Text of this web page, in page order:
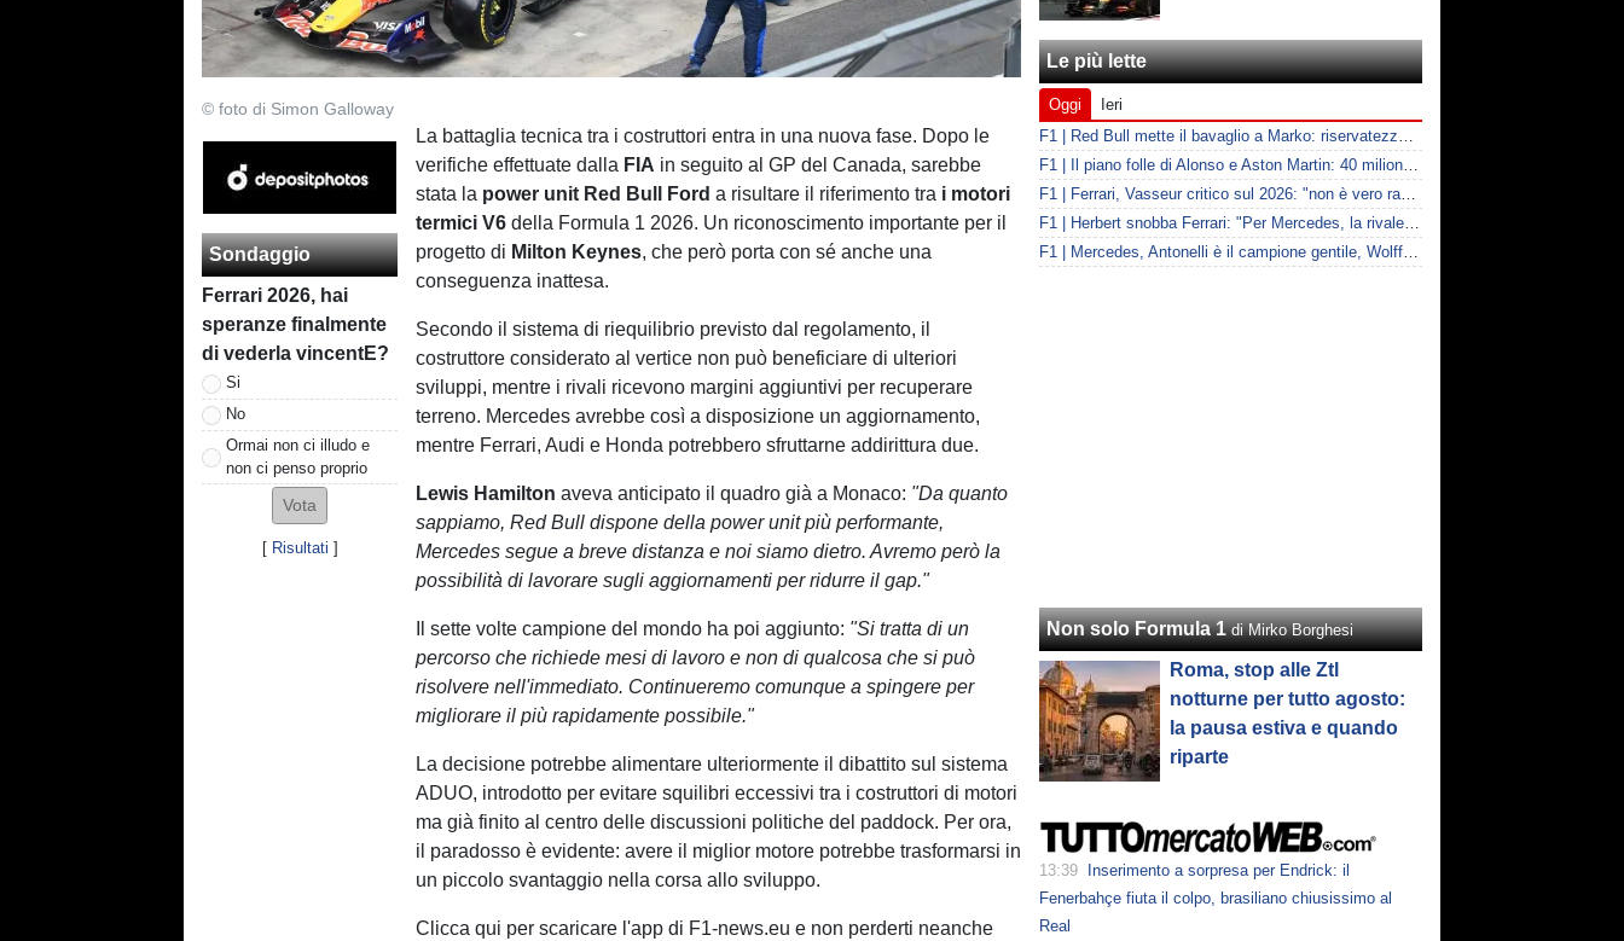
© foto di Simon Galloway
Sondaggio
Ferrari 2026, hai
speranze finalmente
di vederla vincentE?
Si
No
Ormai non ci illudo e
non ci penso proprio
[ Risultati ]
La battaglia tecnica tra i costruttori entra in una nuova fase. Dopo le
verifiche effettuate dalla FIA in seguito al GP del Canada, sarebbe
stata la power unit Red Bull Forda risultare il riferimento tra i motori
termici V6 della Formula 1 2026. Un riconoscimento importante per il
progetto di Milton Keynes, che però porta con sé anche una
conseguenza inattesa.
Secondo il sistema di riequilibrio previsto dal regolamento, il
costruttore considerato al vertice non può beneficiare di ulteriori
sviluppi, mentre i rivali ricevono margini aggiuntivi per recuperare
terreno. Mercedes avrebbe così a disposizione un aggiornamento,
mentre Ferrari, Audi e Honda potrebbero sfruttarne addirittura due.
Lewis Hamiltonaveva anticipato il quadro già a Monaco: "Da quanto
sappiamo, Red Bull dispone della power unit più performante,
Mercedes segue a breve distanza e noi siamo dietro. Avremo però la
possibilità di lavorare sugli aggiornamenti per ridurre il gap."
Il sette volte campione del mondo ha poi aggiunto: "Si tratta di un
percorso che richiede mesi di lavoro e non di qualcosa che si può
risolvere nell'immediato. Continueremo comunque a spingere per
migliorare il più rapidamente possibile."
La decisione potrebbe alimentare ulteriormente il dibattito sul sistema
ADUO, introdotto per evitare squilibri eccessivi tra i costruttori di motori
ma già finito al centro delle discussioni politiche del paddock. Per ora,
il paradosso è evidente: avere il miglior motore potrebbe trasformarsi in
un piccolo svantaggio nella corsa allo sviluppo.
Clicca qui per scaricare l'app di F1-news.eu e non perderti neanche
Le più lette
Oggi
Ieri
F1 | Red Bull mette il bavaglio a Marko: riservatezza fino al 2026
F1 | Il piano folle di Alonso e Aston Martin: 40 milioni all'anno fino ai 47 anni di Nando
F1 | Ferrari, Vasseur critico sul 2026: "non è vero racing, ma non è artificiale"
F1 | Herbert snobba Ferrari: "Per Mercedes, la rivale è McLaren"
F1 | Mercedes, Antonelli è il campione gentile, Wolff: "Non devi essere stronzo per vincere"
Non solo Formula 1 di Mirko Borghesi
Roma, stop alle Ztl
notturne per tutto agosto:
la pausa estiva e quando
riparte
13:39
Inserimento a sorpresa per Endrick: il
Fenerbahçe fiuta il colpo, brasiliano chiusissimo al
Real